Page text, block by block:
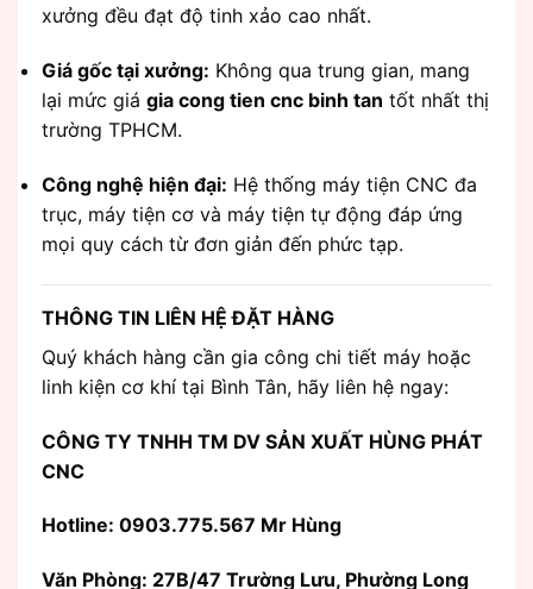
xưởng đều đạt độ tinh xảo cao nhất.
Giá gốc tại xưởng: Không qua trung gian, mang
lại mức giá gia cong tien cnc binh tan tốt nhất thị
trường TPHCM.
Công nghệ hiện đại: Hệ thống máy tiện CNC đa
trục, máy tiện cơ và máy tiện tự động đáp ứng
mọi quy cách từ đơn giản đến phức tạp.
THÔNG TIN LIÊN HỆ ĐẶT HÀNG
Quý khách hàng cần gia công chi tiết máy hoặc
linh kiện cơ khí tại Bình Tân, hãy liên hệ ngay:
CÔNG TY TNHH TM DV SẢN XUẤT HÙNG PHÁT
CNC
Hotline: 0903.775.567 Mr Hùng
Văn Phòng: 27B/47 Trường Lưu, Phường Long